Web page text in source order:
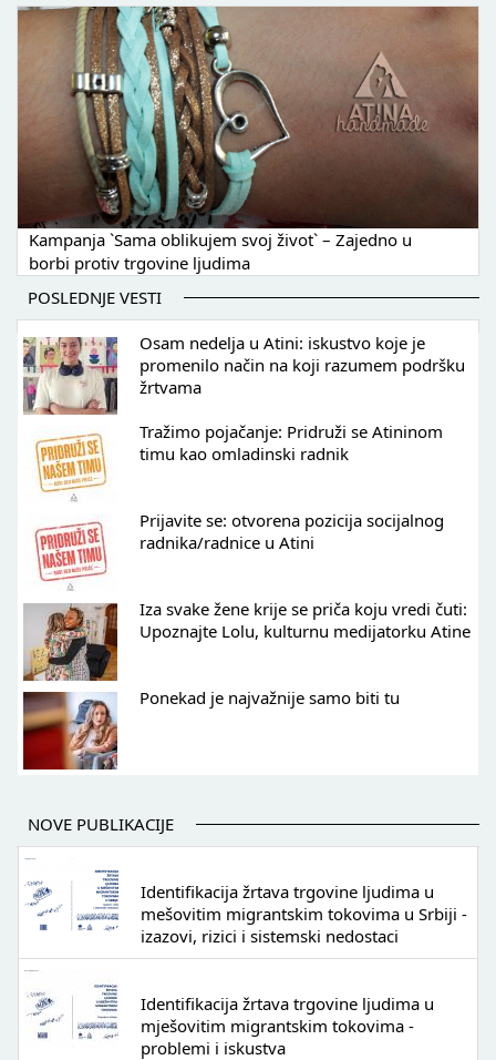
Kampanja `Sama oblikujem svoj život` – Zajedno u
borbi protiv trgovine ljudima
POSLEDNJE VESTI
Osam nedelja u Atini: iskustvo koje je
promenilo način na koji razumem podršku
žrtvama
Tražimo pojačanje: Pridruži se Atininom
timu kao omladinski radnik
Prijavite se: otvorena pozicija socijalnog
radnika/radnice u Atini
Iza svake žene krije se priča koju vredi čuti:
Upoznajte Lolu, kulturnu medijatorku Atine
Ponekad je najvažnije samo biti tu
NOVE PUBLIKACIJE
Identifikacija žrtava trgovine ljudima u
mešovitim migrantskim tokovima u Srbiji -
izazovi, rizici i sistemski nedostaci
Identifikacija žrtava trgovine ljudima u
mješovitim migrantskim tokovima -
problemi i iskustva